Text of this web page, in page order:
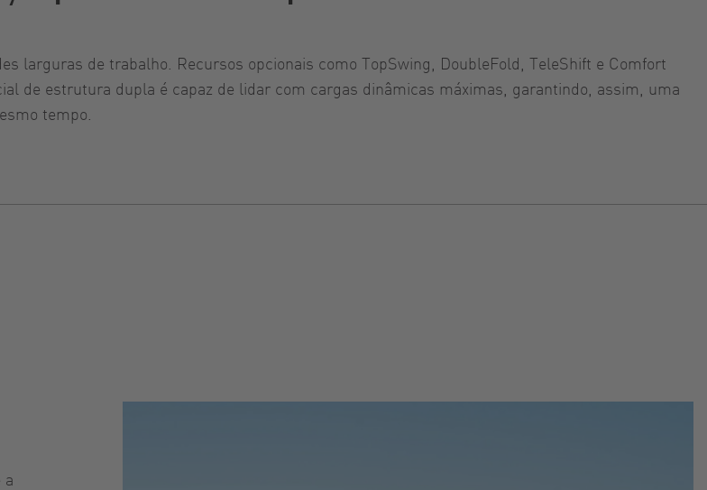
larguras de trabalho. Recursos opcionais como TopSwing, DoubleFold, TeleShift e Comfort
de estrutura dupla é capaz de lidar com cargas dinâmicas máximas, garantindo, assim, uma
tempo.
a